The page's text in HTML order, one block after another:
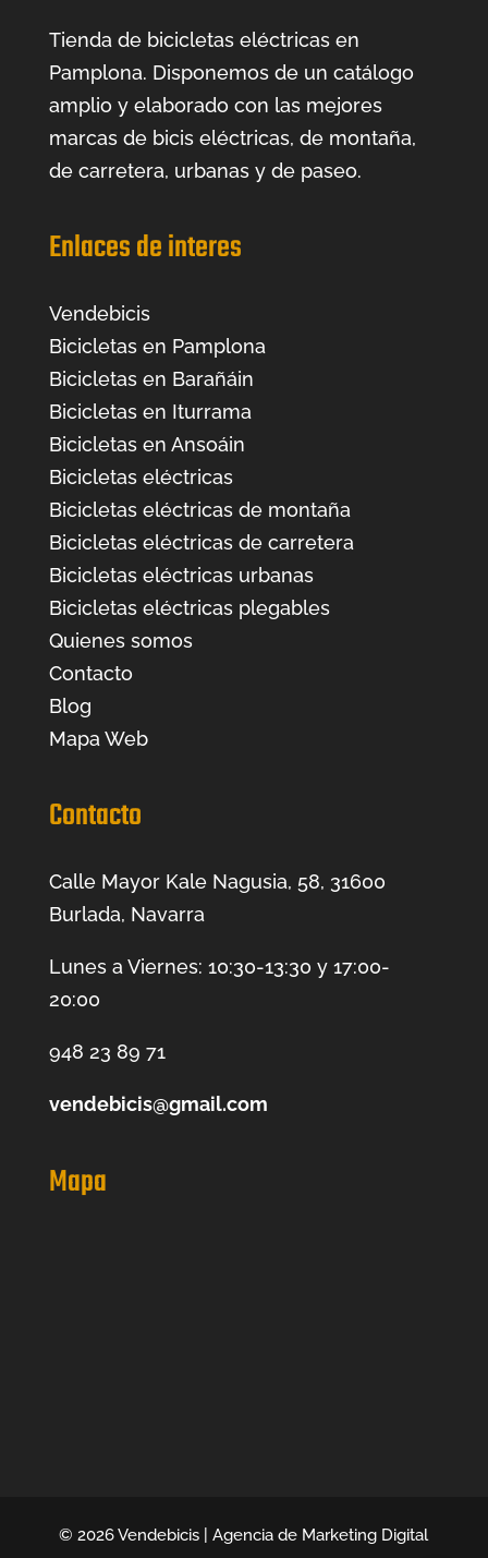
Tienda de bicicletas eléctricas en
Pamplona. Disponemos de un catálogo
amplio y elaborado con las mejores
marcas de bicis eléctricas, de montaña,
de carretera, urbanas y de paseo.
Enlaces de interes
Vendebicis
Bicicletas en Pamplona
Bicicletas en Barañáin
Bicicletas en Iturrama
Bicicletas en Ansoáin
Bicicletas eléctricas
Bicicletas eléctricas de montaña
Bicicletas eléctricas de carretera
Bicicletas eléctricas urbanas
Bicicletas eléctricas plegables
Quienes somos
Contacto
Blog
Mapa Web
Contacto
Calle Mayor Kale Nagusia, 58, 31600
Burlada, Navarra
Lunes a Viernes: 10:30-13:30 y 17:00-
20:00
948 23 89 71
vendebicis@gmail.com
Mapa
© 2026 Vendebicis | Agencia de Marketing Digital